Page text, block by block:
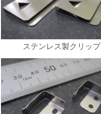
ステンレス製クリップ